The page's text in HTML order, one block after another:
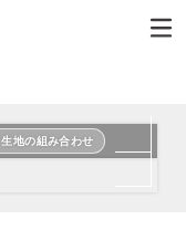
生地の組み合わせ